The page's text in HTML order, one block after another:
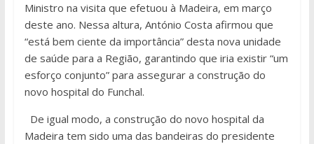
Ministro na visita que efetuou à Madeira, em março
deste ano. Nessa altura, António Costa afirmou que
“está bem ciente da importância” desta nova unidade
de saúde para a Região, garantindo que iria existir “um
esforço conjunto” para assegurar a construção do
novo hospital do Funchal.
De igual modo, a construção do novo hospital da
Madeira tem sido uma das bandeiras do presidente